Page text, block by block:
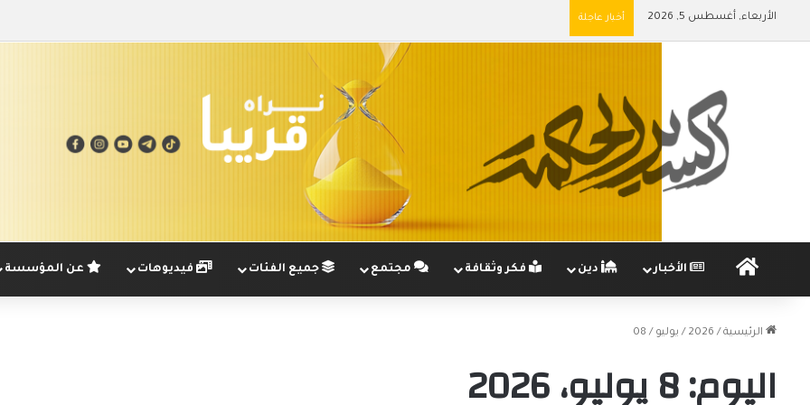
الأربعاء, أغسطس 5, 2026 أخبار عاجلة
الرئيسيةالأخبار دين فكر وثقافة مجتمع جميع الفئات فيديوهات عن المؤسسة
الرئيسية /
2026
/ يوليو /
08
اليوم:8 يوليو، 2026